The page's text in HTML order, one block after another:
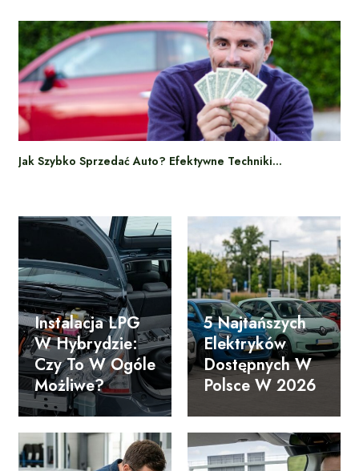
Jak Szybko Sprzedać Auto? Efektywne Techniki…
Instalacja LPG
W Hybrydzie:
Czy To W Ogóle
Możliwe?
5 Najtańszych
Elektryków
Dostępnych W
Polsce W 2026